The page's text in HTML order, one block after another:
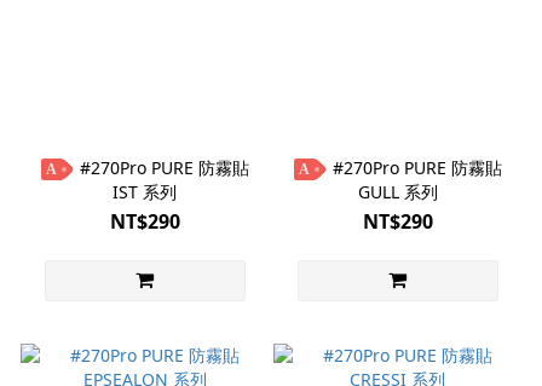
A
IST 系列
NT$290
A
GULL 系列
NT$290